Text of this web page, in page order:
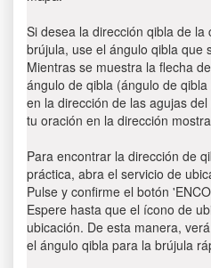
Si desea la dirección qibla de la
brújula, use el ángulo qibla que
Mientras se muestra la flecha
ángulo de qibla (ángulo de
en la dirección de las agujas
tu oración en la dirección
Para encontrar la dirección de
práctica, abra el servicio de
Pulse y confirme el botón
Espere hasta que el ícono de
ubicación. De esta manera,
el ángulo qibla para la brújula